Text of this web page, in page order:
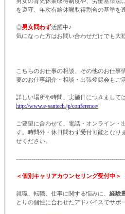
を遵守、年次有給休暇取得割合の基準を
◎男女問わず活躍中♪
気になった方はお問い合わせだけでも大
こちらのお仕事の相談、その他のお仕事
要のお仕事紹介・相談・出張登録会もご
詳しい場所や時間、実施日につきまして
http://www.e-santech. jp/conference/
ご要望に合わせて、電話・オンライン・
す。時間外・休日問わず受付可能となり
せください。
--------------------------------------------------------
＜個別キャリアカウンセリング受付中＞
就職、転職、仕事に関する悩みに、 経験
とりの個性に合わせたアドバイスでサポ